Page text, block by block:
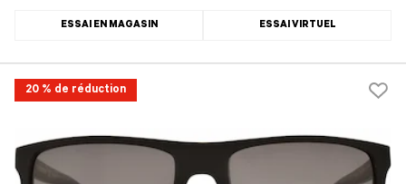
ESSAI EN MAGASIN ESSAI VIRTUEL
20 % de réduction